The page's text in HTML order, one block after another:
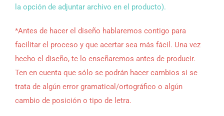
la opción de adjuntar archivo en el producto).
*Antes de hacer el diseño hablaremos contigo para
facilitar el proceso y que acertar sea más fácil. Una vez
hecho el diseño, te lo enseñaremos antes de producir.
Ten en cuenta que sólo se podrán hacer cambios si se
trata de algún error gramatical/ortográfico o algún
cambio de posición o tipo de letra.